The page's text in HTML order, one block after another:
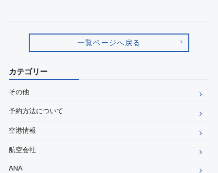
一覧ページへ戻る
カテゴリー
その他
予約方法について
空港情報
航空会社
ANA